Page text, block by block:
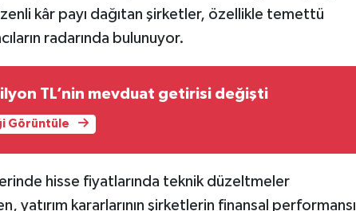
kâr payı dağıtan şirketler, özellikle temettü
radarında bulunuyor.
TL’nin mevduat getirisi değişti
Görüntüle
hisse fiyatlarında teknik düzeltmeler
yatırım kararlarının şirketlerin finansal performansı